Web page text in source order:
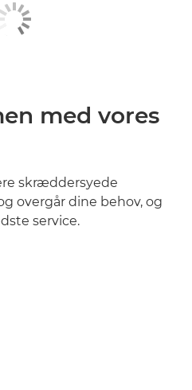
med vores
skræddersyede
overgår dine behov, og
service.